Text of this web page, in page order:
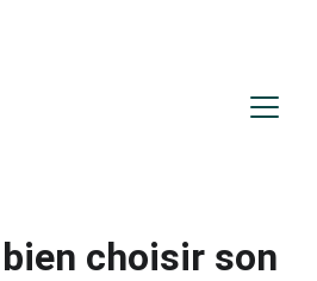
choisir son